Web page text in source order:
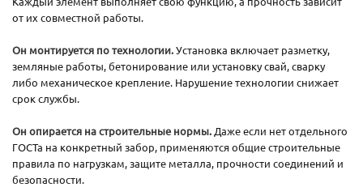
от их совместной работы.
Он монтируется по технологии.Установка включает разметку,
земляные работы, бетонирование или установку свай, сварку
либо механическое крепление. Нарушение технологии снижает
срок службы.
Он опирается на строительные нормы. Даже если нет отдельного
ГОСТа на конкретный забор, применяются общие строительные
правила по нагрузкам, защите металла, прочности соединений и
безопасности.